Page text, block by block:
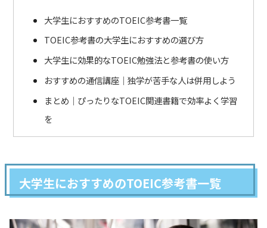
大学生におすすめのTOEIC参考書一覧
TOEIC参考書の大学生におすすめの選び方
大学生に効果的なTOEIC勉強法と参考書の使い方
おすすめの通信講座｜独学が苦手な人は併用しよう
まとめ｜ぴったりなTOEIC関連書籍で効率よく学習
を
大学生におすすめのTOEIC参考書一覧